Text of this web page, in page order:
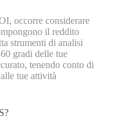
occorre considerare
il reddito
strumenti di analisi
gradi delle tue
tenendo conto di
tue attività